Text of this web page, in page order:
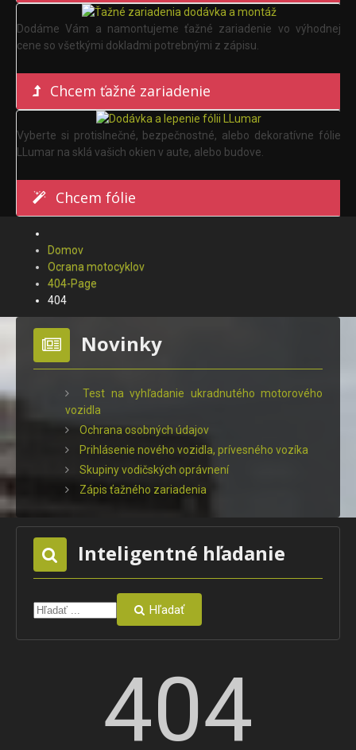
Dodáme Vám a namontujeme ťažné zariadenie vo výhodnej
cene so všetkými dokladmi potrebnými z zápisu.
Chcem ťažné zariadenie
Vyberte si protislnečné, bezpečnostné, alebo dekoratívne fólie
LLumar na sklá vašich okien v aute, alebo budove.
Chcem fólie
Domov
Ocrana motocyklov
404-Page
404
Novinky
Test na vyhľadanie ukradnutého motorového
vozidla
Ochrana osobných údajov
Prihlásenie nového vozidla, prívesného vozíka
Skupiny vodičských oprávnení
Zápis ťažného zariadenia
Inteligentné hľadanie
Hľadať
404